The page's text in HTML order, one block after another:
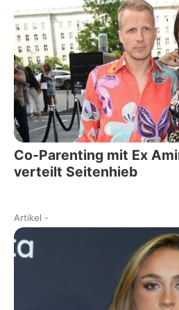
Co-Parenting mit Ex
verteilt Seitenhieb
Artikel -